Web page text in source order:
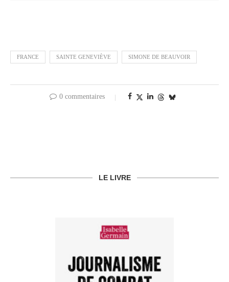
FRANCE SAINTE GENEVIÈVE SIMONE DE BEAUVOIR
0 commentaires
LE LIVRE